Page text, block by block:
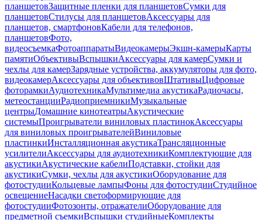
планшетовЗащитные пленки для планшетовСумки для
планшетовСтилусы для планшетовАксессуары для
планшетов, смартфоновКабели для телефонов,
планшетовФото,
видеосъемкаФотоаппаратыВидеокамерыЭкшн-камерыКарты
памятиОбъективыВспышкиАксессуары для камерСумки и
чехлы для камерЗарядные устройства, аккумуляторы для фото,
видеокамерАксессуары для объективовШтативыЦифровые
фоторамкиАудиотехникаМультимедиа акустикаРадиочасы,
метеостанцииРадиоприемникиМузыкальные
центрыДомашние кинотеатрыАкустические
системыПроигрыватели виниловых пластинокАксессуары
для виниловых проигрывателейВиниловые
пластинкиИнсталляционная акустикаТрансляционные
усилителиАксессуары для аудиотехникиКомплектующие для
акустикиАкустические кабелиПодставки, стойки для
акустикиСумки, чехлы для акустикиОборудование для
фотостудииКольцевые лампыФоны для фотостудииСтудийное
освещениеНасадки светоформирующие для
фотостудииФотозонты, отражателиОборудование для
предметной съемкиВспышки студийныеКомплекты